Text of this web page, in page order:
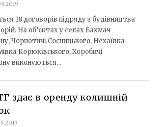
18 договорів підряду з будівництва
На об’єктах у селах Бахмач
Чорнотичі Сосницького, Нехаївка
Корюківського, Хоробичі
виконуються…
здає в оренду колишній